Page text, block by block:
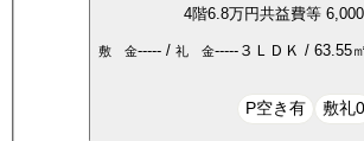
4階6.8万円共益費等
敷 金----- /礼 金----- ３ＬＤＫ /63.55㎡
P空き有 敷礼0